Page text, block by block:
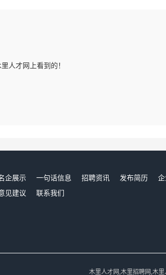
人才网上看到的！
企展示 一句话信息 招聘资讯 发布简历
见建议 联系我们
木里人才网,木里招聘网,木